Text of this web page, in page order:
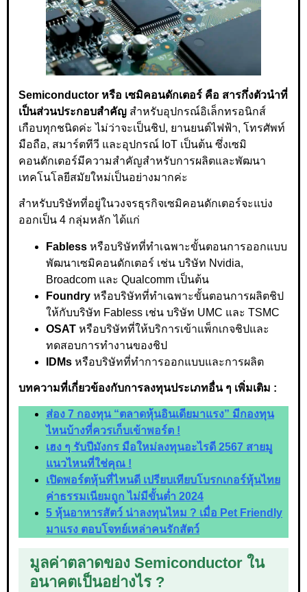
Semiconductor หรือ เซมิคอนดักเตอร์ คือ สารกึ่งตัวนำที่
เป็นส่วนประกอบสำคัญ สำหรับอุปกรณ์อิเล็กทรอนิกส์
เกือบทุกชนิดค่ะ ไม่ว่าจะเป็นชิป, ยานยนต์ไฟฟ้า, โทรศัพท์
มือถือ, สมาร์ตทีวี และอุปกรณ์ IoT เป็นต้น ซึ่งเซมิ
คอนดักเตอร์มีความสำคัญสำหรับการผลิตและพัฒนา
เทคโนโลยีสมัยใหม่เป็นอย่างมากค่ะ
สำหรับบริษัทที่อยู่ในวงจรธุรกิจเซมิคอนดักเตอร์จะแบ่ง
ออกเป็น 4 กลุ่มหลัก ได้แก่
Fabless หรือบริษัทที่ทำเฉพาะขั้นตอนการออกแบบ
พัฒนาเซมิคอนดักเตอร์ เช่น บริษัท Nvidia,
Broadcom และ Qualcomm เป็นต้น
Foundry หรือบริษัทที่ทำเฉพาะขั้นตอนการผลิตชิป
ให้กับบริษัท Fabless เช่น บริษัท UMC และ TSMC
OSAT หรือบริษัทที่ให้บริการเข้าแพ็กเกจชิปและ
ทดสอบการทำงานของชิป
IDMs หรือบริษัทที่ทำการออกแบบและการผลิต
บทความที่เกี่ยวข้องกับการลงทุนประเภทอื่น ๆ เพิ่มเติม :
ส่อง 7 กองทุน “ตลาดหุ้นอินเดียมาแรง” มีกองทุน
ไหนบ้างที่ควรเก็บเข้าพอร์ต !
เฮง ๆ รับปีมังกร มือใหม่ลงทุนอะไรดี 2567 สายมู
แนวไหนที่ใช่คุณ !
เปิดพอร์ตหุ้นที่ไหนดี เปรียบเทียบโบรกเกอร์หุ้นไทย
ค่าธรรมเนียมถูก ไม่มีขั้นต่ำ 2024
5 หุ้นอาหารสัตว์ น่าลงทุนไหม ? เมื่อ Pet Friendly
มาแรง ตอบโจทย์เหล่าคนรักสัตว์
มูลค่าตลาดของ Semiconductor ใน
อนาคตเป็นอย่างไร ?